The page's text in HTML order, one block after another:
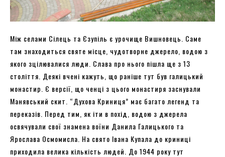
Між селами Сілець та Єзупіль є урочище Вишновець. Саме
там знаходиться святе місце, чудотворне джерело, водою з
якого зцілювалися люди. Слава про нього пішла ще з 13
століття. Деякі вчені кажуть, що раніше тут був галицький
монастир. Є версії, що ченці з цього монастиря заснували
Манявський скит. “Духова Криниця” має багато легенд та
переказів. Перед тим, як іти в похід, водою з джерела
освячували свої знамена воїни Данила Галицького та
Ярослава Осмомисла. На свято Івана Купала до криниці
приходила велика кількість людей. До 1944 року тут